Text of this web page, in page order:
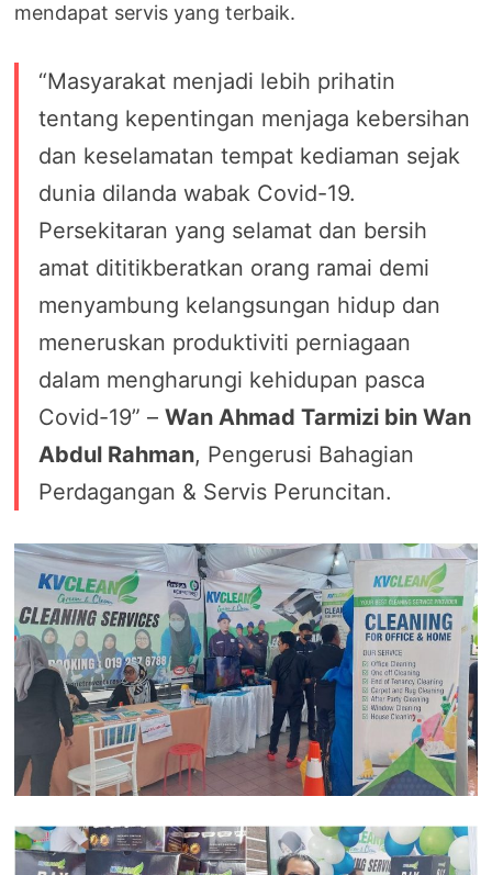
mendapat servis yang terbaik.
“Masyarakat menjadi lebih prihatin
tentang kepentingan menjaga kebersihan
dan keselamatan tempat kediaman sejak
dunia dilanda wabak Covid-19.
Persekitaran yang selamat dan bersih
amat dititikberatkan orang ramai demi
menyambung kelangsungan hidup dan
meneruskan produktiviti perniagaan
dalam mengharungi kehidupan pasca
Covid-19” –Wan Ahmad Tarmizi bin Wan
Abdul Rahman, Pengerusi Bahagian
Perdagangan & Servis Peruncitan.